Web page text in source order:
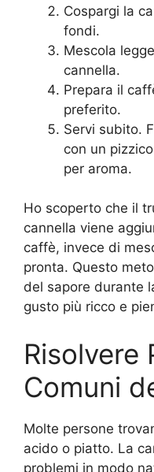
Cospargi la
fondi.
Mescola
cannella.
Prepara il
preferito.
Servi subito.
con un
per aroma.
Ho scoperto che il
cannella viene
caffè, invece di
pronta. Questo
del sapore durante
gusto più ricco e
Risolvere
Comuni
Molte persone
acido o piatto. La
problemi in modo